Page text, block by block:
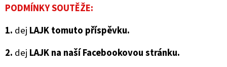
PODMÍNKY SOUTĚŽE:
1. dej LAJK tomuto příspěvku.
2. dej LAJK na naší Facebookovou stránku.